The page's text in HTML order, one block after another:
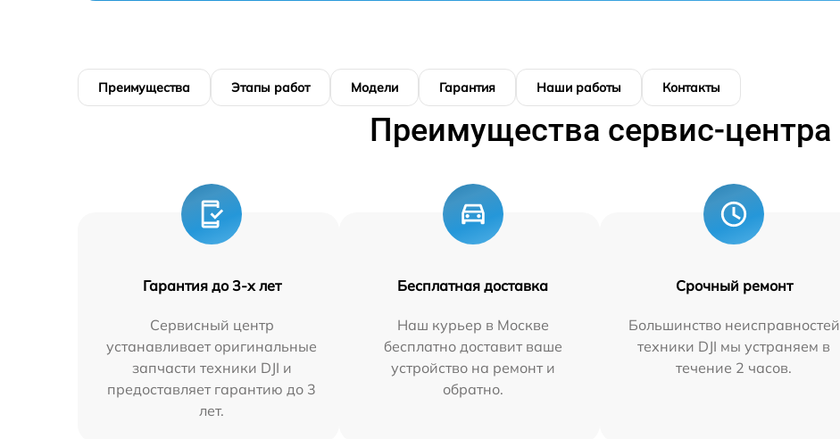
Преимущества Этапы работ Модели Гарантия Наши работы Контакты
Преимущества сервис-центра
Гарантия до 3-х лет
Сервисный центр
устанавливает оригинальные
запчасти техники DJI и
предоставляет гарантию до 3
лет.
Бесплатная доставка
Наш курьер в Москве
бесплатно доставит ваше
устройство на ремонт и
обратно.
Срочный ремонт
Большинство неисправностей
техники DJI мы устраняем в
течение 2 часов.